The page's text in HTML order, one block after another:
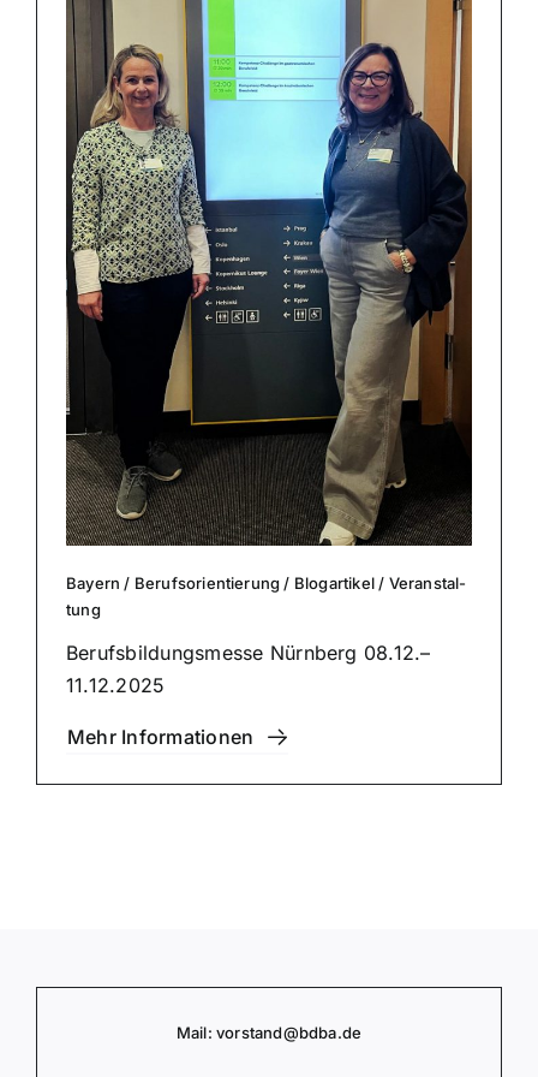
Bayern / Berufs­ori­en­tie­rung / Blog­ar­ti­kel / Ver­an­stal­
tung
Berufs­bil­dungs­mes­se Nürnberg 08.12.–
11.12.2025
Mehr Infor­ma­tio­nen
Mail:vorstand@bdba.de